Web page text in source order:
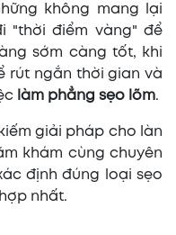
không mang lại
"thời điểm vàng" để
sớm càng tốt, khi
rút ngắn thời gian và
làm phẳng sẹo lõm.
giải pháp cho làn
khám cùng chuyên
định đúng loại sẹo
nhất.